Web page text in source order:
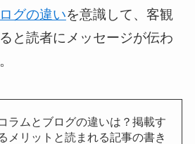
グの違いを意識して、客観
と読者にメッセージが伝わ
ラムとブログの違いは？掲載す
メリットと読まれる記事の書き